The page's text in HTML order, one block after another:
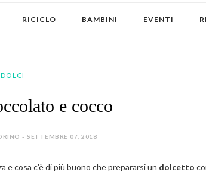
RICICLO BAMBINI EVENTI
DOLCI
e cocco
- SETTEMBRE 07, 2018
e cosa c'è di più buono che prepararsi un dolcetto